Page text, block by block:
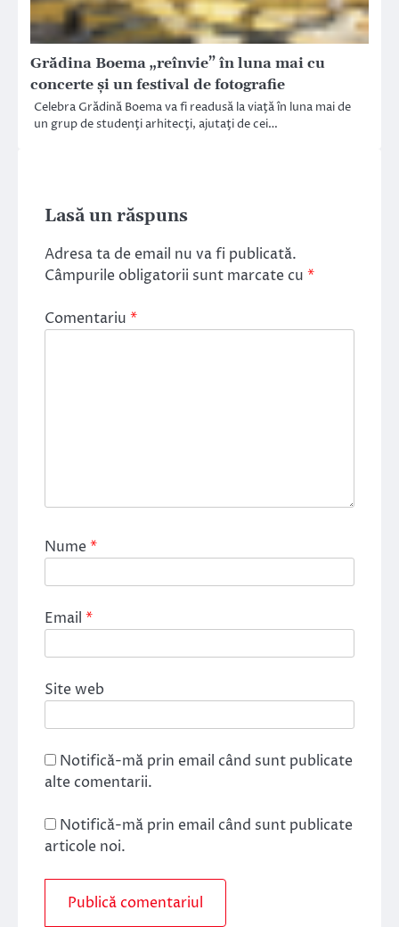
Grădina Boema „reînvie” în luna mai cu
concerte şi un festival de fotografie
Celebra Grădină Boema va fi readusă la viaţă în luna mai de
un grup de studenţi arhitecţi, ajutaţi de cei…
Lasă un răspuns
Adresa ta de email nu va fi publicată.
Câmpurile obligatorii sunt marcate cu *
Comentariu *
Nume*
Email *
Site web
Notifică-mă prin email când sunt publicate
alte comentarii.
Notifică-mă prin email când sunt publicate
articole noi.